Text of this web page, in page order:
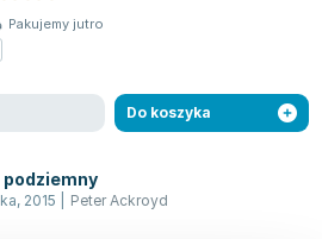
Pakujemy jutro
Do koszyka
podziemny
, 2015 Peter Ackroyd